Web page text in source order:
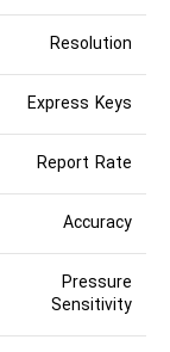
Resolution
Express Keys
Report Rate
Accuracy
Pressure
Sensitivity